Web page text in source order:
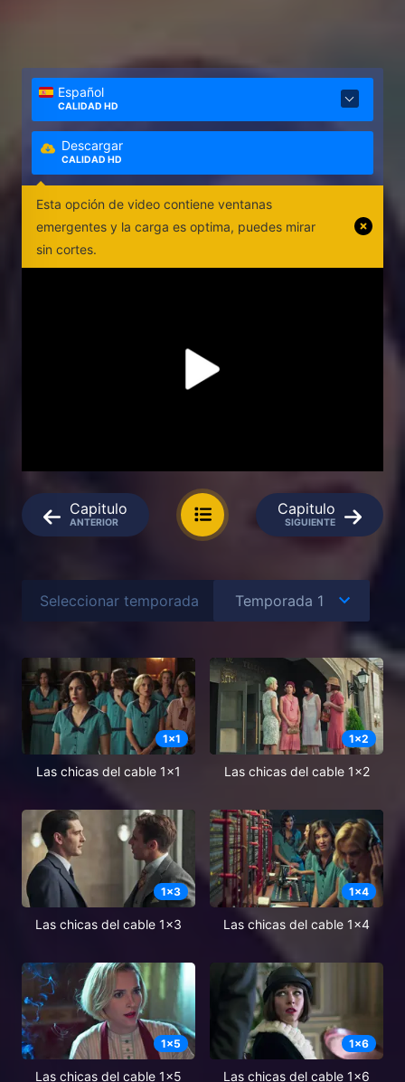
Español
CALIDAD HD
Descargar
CALIDAD HD
Esta opción de video contiene ventanas
emergentes y la carga es optima, puedes mirar
sin cortes.
Capitulo
ANTERIOR
Capitulo
SIGUIENTE
Seleccionar temporada
1x1
Las chicas del cable 1x1
1x2
Las chicas del cable 1x2
1x3
Las chicas del cable 1x3
1x4
Las chicas del cable 1x4
1x5
Las chicas del cable 1x5
1x6
Las chicas del cable 1x6